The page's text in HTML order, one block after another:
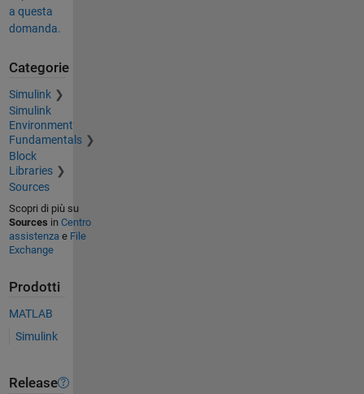
a questa
domanda.
Categorie
Simulink
Simulink
Environment
Fundamentals
Block
Libraries
Sources
Scopri di più su
Sources in Centro
assistenza e File
Exchange
Prodotti
MATLAB
Simulink
Release